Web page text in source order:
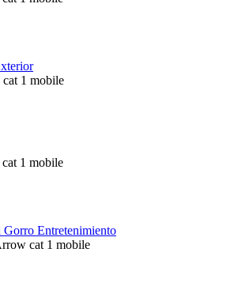
Gorro Entretenimiento